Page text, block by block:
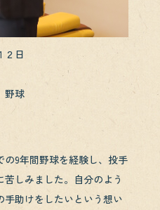
日
球
9年間野球を経験し、投手
しみました。自分のよう
手助けをしたいという想い